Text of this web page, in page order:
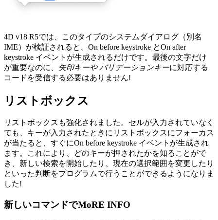
4D v18 R5では、このタイプのシステムダイアログ（別名
IME）が検証されると、 On before keystroke とOn after
keystroke イベントが生成されるだけです。最後の文字だけ
が重要なのに、
矢印キーや バリデーションキーに対応する
コードを受信する必要はありません!
リストボックス
リストボックスも強化されました。セルが入力されていなく
ても、キーが入力されたときにリストボックスにフォーカス
が当たると、すぐにOn before keystroke イベントが生成され
ます。これにより、どのキーが押されたかを知ることがで
き、新しい検索を開始したり、現在の選択範囲を変更したり
といった判断をプログラムで行うことができるようになりま
した!
新しいコマンドでMoRE INFO